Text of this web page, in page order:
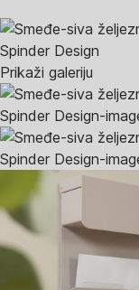
Prikaži galeriju